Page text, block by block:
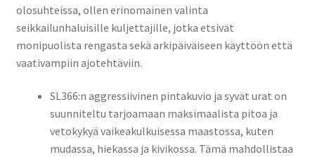
olosuhteissa, ollen erinomainen valinta
seikkailunhaluisille kuljettajille, jotka etsivät
monipuolista rengasta sekä arkipäiväiseen käyttöön että
vaativampiin ajotehtäviin.
SL366:n aggressiivinen pintakuvio ja syvät urat on
suunniteltu tarjoamaan maksimaalista pitoa ja
vetokykyä vaikeakulkuisessa maastossa, kuten
mudassa, hiekassa ja kivikossa. Tämä mahdollistaa